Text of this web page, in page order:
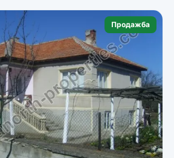
Продажба